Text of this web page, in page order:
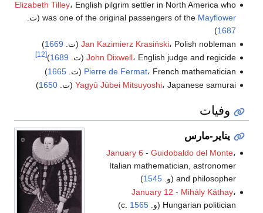
Elizabeth Tilley، English pilgrim settler in North America who
was one of the original passengers of the Mayflower
(ت.
1687
)
Jan Kazimierz Krasiński، Polish nobleman (ت. 1669
)
John Dixwell، English judge and regicide (ت. 1689
)
[12]
Pierre de Fermat، French mathematician (ت. 1665
)
Yagyū Jūbei Mitsuyoshi، Japanese samurai (ت. 1650
)
وفيات
يناير-مارس
January 6 - Guidobaldo del Monte،
Italian mathematician, astronomer
and philosopher (و.
1545
)
January 12 - Mihály Káthay،
Hungarian politician (و. c.
1565
)